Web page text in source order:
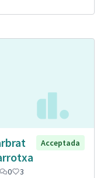
Acceptada
0 3